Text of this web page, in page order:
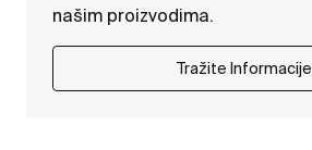
našim proizvodima.
Tražite Informacije